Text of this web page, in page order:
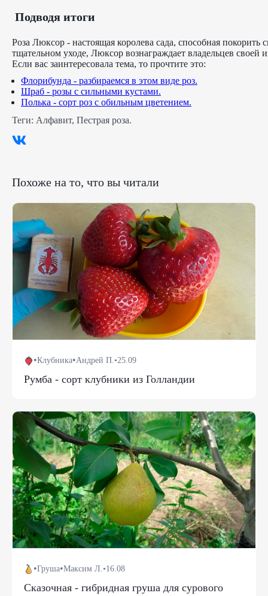
Подводя итоги
Роза Люксор - настоящая королева сада, способная
тщательном уходе, Люксор вознаграждает владельцев
Если вас заинтересовала тема, то прочтите это:
Флорибунда - разбираемся в этом виде роз.
Шраб - розы с сильными кустами.
Полька - сорт роз с обильным цветением.
Теги: Алфавит, Пестрая роза.
Похоже на то, что вы читали
•Клубника•Андрей П.•25.09
Румба - сорт клубники из Голландии
•Груша•Максим Л.•16.08
Сказочная - гибридная груша для сурового